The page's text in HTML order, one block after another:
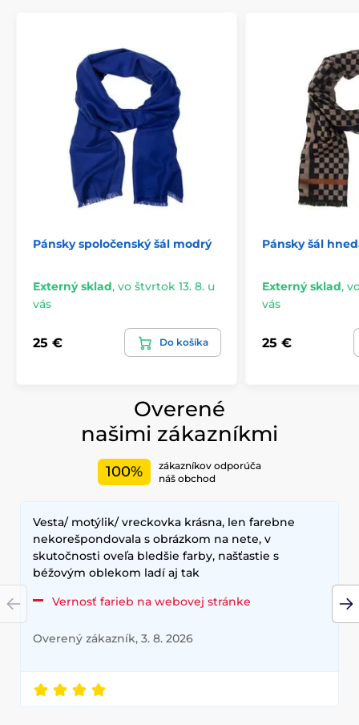
Pánsky spoločenský šál modrý
Externý sklad, vo štvrtok 13. 8. u
vás
25 € Do košíka
Pánsky šál
Externý sklad,
vás
25 €
Overené
našimi zákazníkmi
100%
zákazníkov odporúča
náš obchod
Vesta/ motýlik/ vreckovka krásna, len farebne
nekorešpondovala s obrázkom na nete, v
skutočnosti oveľa bledšie farby, našťastie s
béžovým oblekom ladí aj tak
Vernosť farieb na webovej stránke
Overený zákazník, 3. 8. 2026